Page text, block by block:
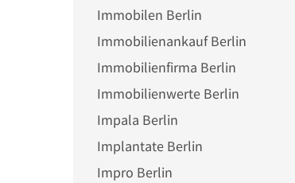
Immobilen Berlin
Immobilienankauf Berlin
Immobilienfirma Berlin
Immobilienwerte Berlin
Impala Berlin
Implantate Berlin
Impro Berlin